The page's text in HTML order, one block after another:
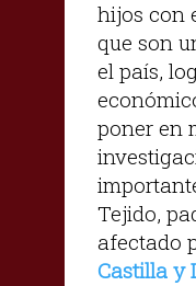
hijos con
que son
el país,
poner en
Tejido,
afectado
Castilla y